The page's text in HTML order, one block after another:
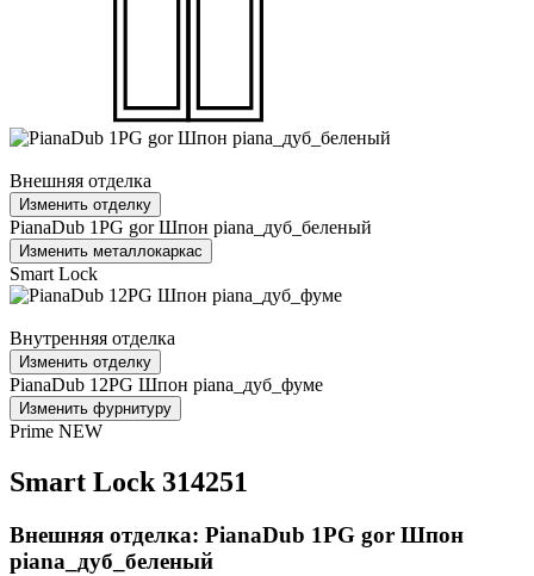
Внешняя отделка
Изменить отделку
PianaDub 1PG gor Шпон piana_дуб_беленый
Изменить металлокаркас
Smart Lock
Внутренняя отделка
Изменить отделку
PianaDub 12PG Шпон piana_дуб_фуме
Изменить фурнитуру
Prime NEW
Smart Lock 314251
Внешняя отделка: PianaDub 1PG gor Шпон
piana_дуб_беленый